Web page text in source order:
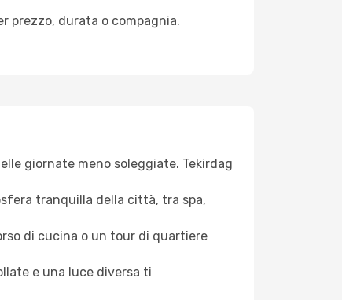
prezzo, durata o compagnia.
giornate meno soleggiate. Tekirdag
tranquilla della città, tra spa,
di cucina o un tour di quartiere
e una luce diversa ti